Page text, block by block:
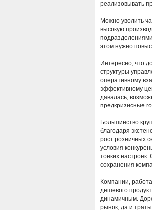
реализовывать
Можно уволить
высокую
этом нужно
Интересно, что
структуры
оперативному
эффективному
давалась,
предкризисные
Большинство
благодаря
рост розничных
условия
тонких
сохранения
Компании,
дешевого
динамичным.
рынок, да и